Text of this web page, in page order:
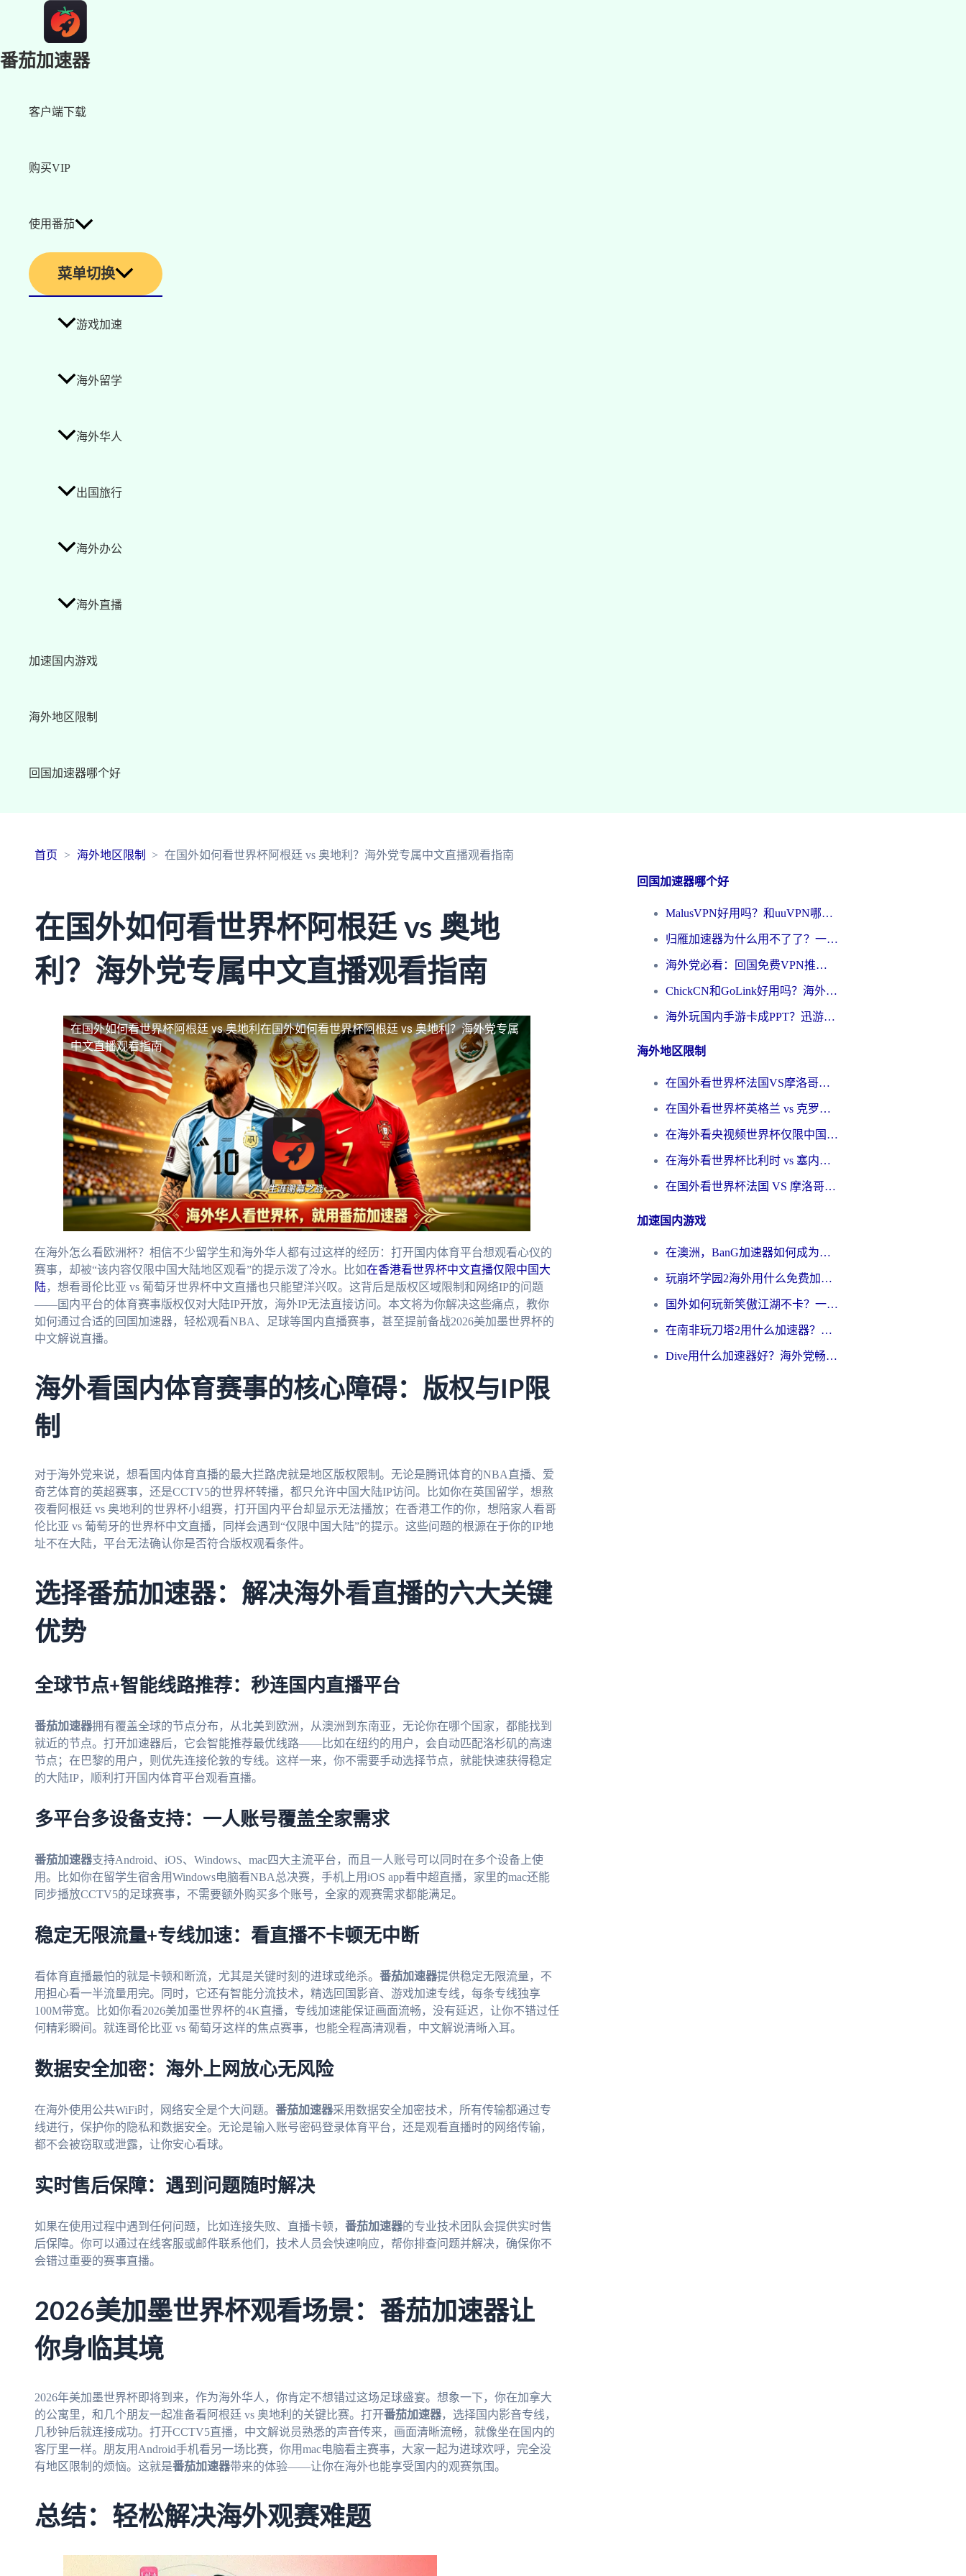
番茄加速器
客户端下载
购买VIP
使用番茄
菜单切换
游戏加速
海外留学
海外华人
出国旅行
海外办公
海外直播
加速国内游戏
海外地区限制
回国加速器哪个好
首页 海外地区限制 在国外如何看世界杯阿根廷 vs 奥地利？海外党专属中文直播观看指南
在国外如何看世界杯阿根廷 vs 奥地
利？海外党专属中文直播观看指南
在国外如何看世界杯阿根廷 vs 奥地利在国外如何看世界杯阿根廷 vs 奥地利？海外党专属
中文直播观看指南
在海外怎么看欧洲杯？相信不少留学生和海外华人都有过这样的经历：打开国内体育平台想观看心仪的
赛事，却被“该内容仅限中国大陆地区观看”的提示泼了冷水。比如在香港看世界杯中文直播仅限中国大
陆，想看哥伦比亚 vs 葡萄牙世界杯中文直播也只能望洋兴叹。这背后是版权区域限制和网络IP的问题
——国内平台的体育赛事版权仅对大陆IP开放，海外IP无法直接访问。本文将为你解决这些痛点，教你
如何通过合适的回国加速器，轻松观看NBA、足球等国内直播赛事，甚至提前备战2026美加墨世界杯的
中文解说直播。
海外看国内体育赛事的核心障碍：版权与IP限
制
对于海外党来说，想看国内体育直播的最大拦路虎就是地区版权限制。无论是腾讯体育的NBA直播、爱
奇艺体育的英超赛事，还是CCTV5的世界杯转播，都只允许中国大陆IP访问。比如你在英国留学，想熬
夜看阿根廷 vs 奥地利的世界杯小组赛，打开国内平台却显示无法播放；在香港工作的你，想陪家人看哥
伦比亚 vs 葡萄牙的世界杯中文直播，同样会遇到“仅限中国大陆”的提示。这些问题的根源在于你的IP地
址不在大陆，平台无法确认你是否符合版权观看条件。
选择番茄加速器：解决海外看直播的六大关键
优势
全球节点+智能线路推荐：秒连国内直播平台
番茄加速器拥有覆盖全球的节点分布，从北美到欧洲，从澳洲到东南亚，无论你在哪个国家，都能找到
就近的节点。打开加速器后，它会智能推荐最优线路——比如在纽约的用户，会自动匹配洛杉矶的高速
节点；在巴黎的用户，则优先连接伦敦的专线。这样一来，你不需要手动选择节点，就能快速获得稳定
的大陆IP，顺利打开国内体育平台观看直播。
多平台多设备支持：一人账号覆盖全家需求
番茄加速器支持Android、iOS、Windows、mac四大主流平台，而且一人账号可以同时在多个设备上使
用。比如你在留学生宿舍用Windows电脑看NBA总决赛，手机上用iOS app看中超直播，家里的mac还能
同步播放CCTV5的足球赛事，不需要额外购买多个账号，全家的观赛需求都能满足。
稳定无限流量+专线加速：看直播不卡顿无中断
看体育直播最怕的就是卡顿和断流，尤其是关键时刻的进球或绝杀。 番茄加速器提供稳定无限流量，不
用担心看一半流量用完。同时，它还有智能分流技术，精选回国影音、游戏加速专线，每条专线独享
100M带宽。比如你看2026美加墨世界杯的4K直播，专线加速能保证画面流畅，没有延迟，让你不错过任
何精彩瞬间。就连哥伦比亚 vs 葡萄牙这样的焦点赛事，也能全程高清观看，中文解说清晰入耳。
数据安全加密：海外上网放心无风险
在海外使用公共WiFi时，网络安全是个大问题。 番茄加速器采用数据安全加密技术，所有传输都通过专
线进行，保护你的隐私和数据安全。无论是输入账号密码登录体育平台，还是观看直播时的网络传输，
都不会被窃取或泄露，让你安心看球。
实时售后保障：遇到问题随时解决
如果在使用过程中遇到任何问题，比如连接失败、直播卡顿， 番茄加速器的专业技术团队会提供实时售
后保障。你可以通过在线客服或邮件联系他们，技术人员会快速响应，帮你排查问题并解决，确保你不
会错过重要的赛事直播。
2026美加墨世界杯观看场景：番茄加速器让
你身临其境
2026年美加墨世界杯即将到来，作为海外华人，你肯定不想错过这场足球盛宴。想象一下，你在加拿大
的公寓里，和几个朋友一起准备看阿根廷 vs 奥地利的关键比赛。打开番茄加速器，选择国内影音专线，
几秒钟后就连接成功。打开CCTV5直播，中文解说员熟悉的声音传来，画面清晰流畅，就像坐在国内的
客厅里一样。朋友用Android手机看另一场比赛，你用mac电脑看主赛事，大家一起为进球欢呼，完全没
有地区限制的烦恼。这就是番茄加速器带来的体验——让你在海外也能享受国内的观赛氛围。
总结：轻松解决海外观赛难题
回国加速器哪个好
MalusVPN好用吗？和uuVPN哪个好？海外党无缝访问国内资源的真实对比与选择指南
归雁加速器为什么用不了了？一位海外游子的真实困惑与技术解答
海外党必看：回国免费VPN推荐？别踩坑！教你选对加速器无缝刷国内资源
ChickCN和GoLink好用吗？海外党如何选对回国加速器
海外玩国内手游卡成PPT？迅游和奇游手游哪个好？一篇讲透回国加速器怎么选
海外地区限制
在国外看世界杯法国VS摩洛哥地区限制？这篇指南让你流畅看中文解说无压力
在国外看世界杯英格兰 vs 克罗地亚当前地区不可播放？这篇指南帮你搞定所有海外观赛难题
在海外看央视频世界杯仅限中国大陆？这篇指南帮你解锁中文解说+无卡顿直播
在海外看世界杯比利时 vs 塞内加尔仅限中国大陆？我找到了最流畅的中文解说之路
在国外看世界杯法国 VS 摩洛哥仅限中国大陆？海外党这样看中文解说赛事不卡顿
加速国内游戏
在澳洲，BanG加速器如何成为你国服游戏的“时光机”？
玩崩坏学园2海外用什么免费加速器好？2026海外党亲测国服游戏加速指南
国外如何玩新笑傲江湖不卡？一份给海外游子的终极网络指南
在南非玩刀塔2用什么加速器？一份给海外游子的终极生存指南
Dive用什么加速器好？海外党畅玩国服游戏的终极避坑指南